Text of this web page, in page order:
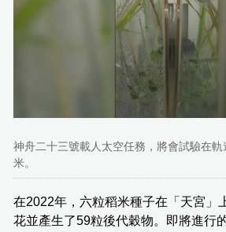
神舟二十三號載人太空任務，將會試驗在
米。
在2022年，六粒稻米種子在「天宮」
花並產生了59粒後代穀物。即將進行